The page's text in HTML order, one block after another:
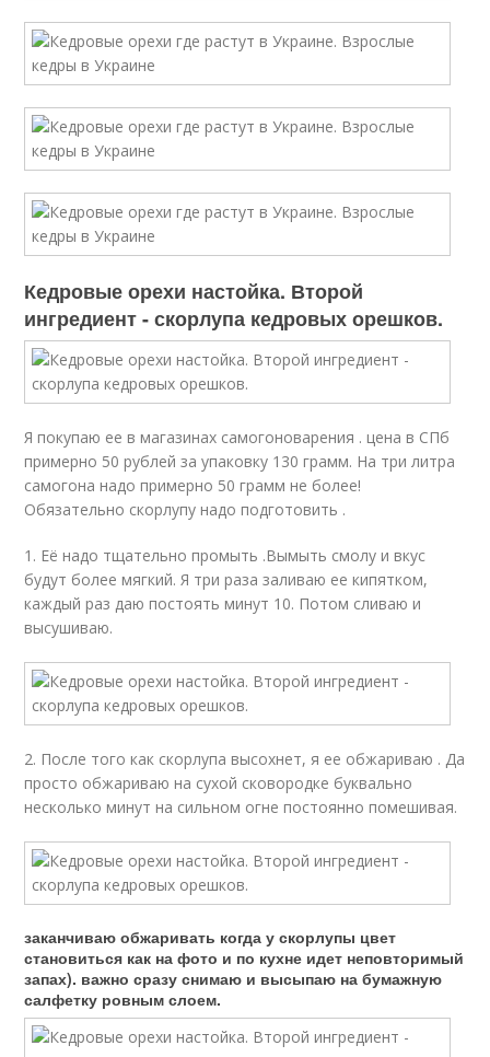
Кедровые орехи настойка. Второй
ингредиент - скорлупа кедровых орешков.
Я покупаю ее в магазинах самогоноварения . цена в СПб
примерно 50 рублей за упаковку 130 грамм. На три литра
самогона надо примерно 50 грамм не более!
Обязательно скорлупу надо подготовить .
1. Её надо тщательно промыть .Вымыть смолу и вкус
будут более мягкий. Я три раза заливаю ее кипятком,
каждый раз даю постоять минут 10. Потом сливаю и
высушиваю.
2. После того как скорлупа высохнет, я ее обжариваю . Да
просто обжариваю на сухой сковородке буквально
несколько минут на сильном огне постоянно помешивая.
заканчиваю обжаривать когда у скорлупы цвет
становиться как на фото и по кухне идет неповторимый
запах). важно сразу снимаю и высыпаю на бумажную
салфетку ровным слоем.